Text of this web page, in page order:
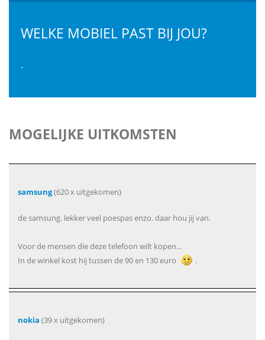
WELKE MOBIEL PAST BIJ JOU?
-
MOGELIJKE UITKOMSTEN
samsung(620 x uitgekomen)
de samsung. lekker veel poespas enzo. daar hou jij van.
Voor de mensen die deze telefoon wilt kopen...
In de winkel kost hij tussen de 90 en 130 euro
.
nokia (39 x uitgekomen)